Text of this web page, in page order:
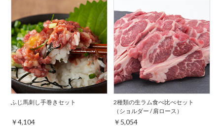
ふじ馬刺し手巻きセット
￥4,104
2種類の生ラム食べ比べセット
（ショルダー / 肩ロース）
￥5,054